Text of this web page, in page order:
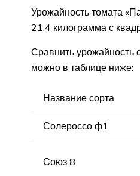
Урожайность томата
21,4 килограмма с
Сравнить урожайность
можно в таблице ниже:
Название сорта
Солероссо ф1
Союз 8